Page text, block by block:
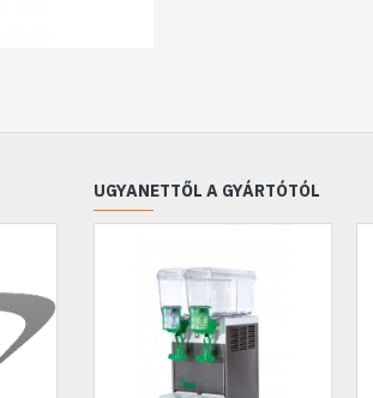
UGYANETTŐL A GYÁRTÓTÓL